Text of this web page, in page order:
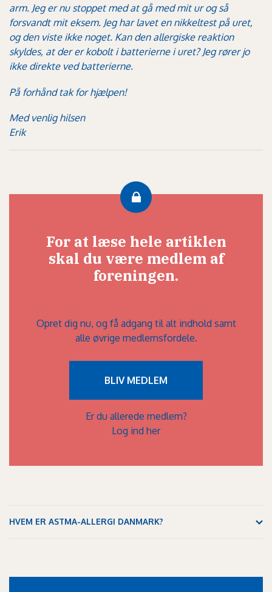
arm. Jeg er nu stoppet med at gå med mit ur og så
forsvandt mit eksem. Jeg har lavet en nikkeltest på uret,
og den viste ikke noget. Kan den allergiske reaktion
skyldes, at der er kobolt i batterierne i uret? Jeg rører jo
ikke direkte ved batterierne.
På forhånd tak for hjælpen!
Med venlig hilsen
Erik
For at læse hele artiklen
skal du være medlem af
foreningen.
Opret dig nu, og få adgang til alt indhold samt
alle øvrige medlemsfordele.
BLIV MEDLEM
Er du allerede medlem?
Log ind her
HVEM ER ASTMA-ALLERGI DANMARK?